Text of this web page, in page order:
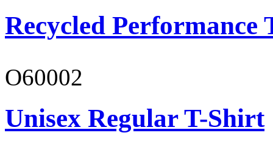
Recycled Performance
O60002
Unisex Regular T-Shirt